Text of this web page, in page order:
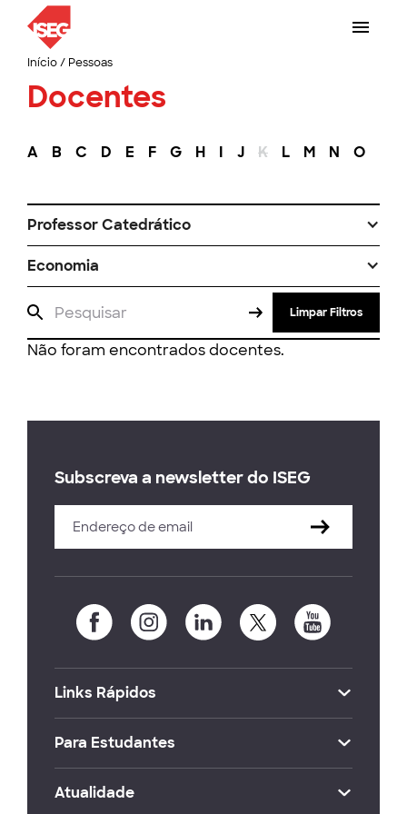
Início/ Pessoas
Docentes
A B C D E F G H I J K L M N O
Professor Catedrático
Economia
Limpar Filtros
Não foram encontrados docentes.
Subscreva a newsletter do ISEG
Links Rápidos
Para Estudantes
Atualidade